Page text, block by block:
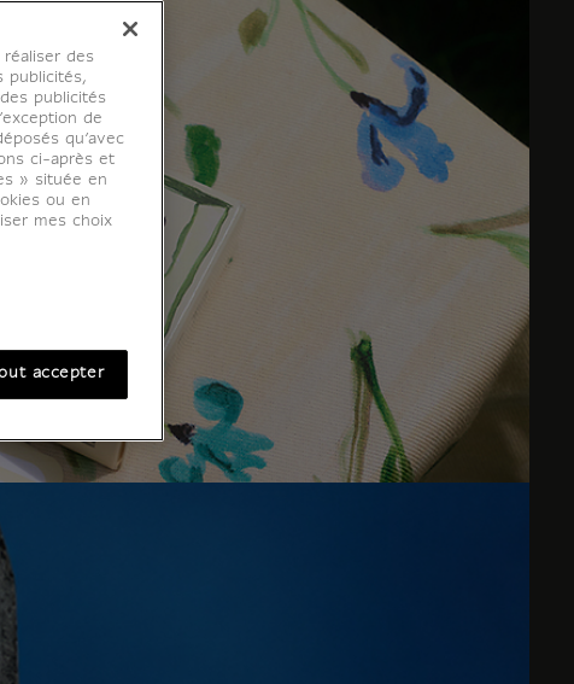
réaliser des
publicités,
publicités
de
qu’avec
ci-après et
» située en
ou en
mes choix
accepter